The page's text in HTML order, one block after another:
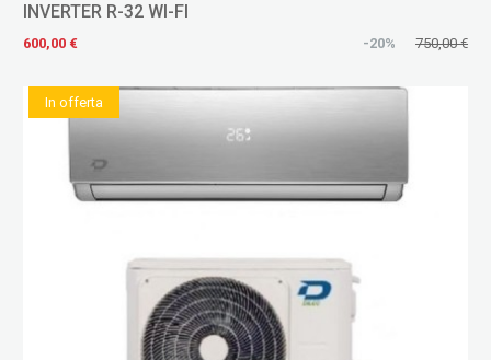
INVERTER R-32 WI-FI
600,00 € -20% 750,00 €
In offerta